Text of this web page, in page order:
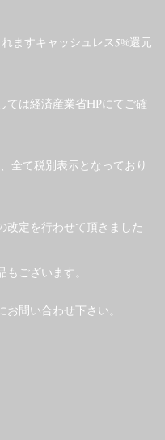
ますキャッシュレス5%還元
ては経済産業省HPにてご確
全て税別表示となっており
改定を行わせて頂きました
ございます。
問い合わせ下さい。